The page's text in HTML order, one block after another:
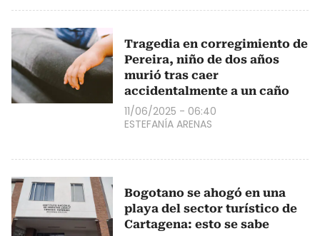
Tragedia en corregimiento de
Pereira, niño de dos años
murió tras caer
accidentalmente a un caño
11/06/2025 - 06:40
ESTEFANÍA ARENAS
Bogotano se ahogó en una
playa del sector turístico de
Cartagena: esto se sabe